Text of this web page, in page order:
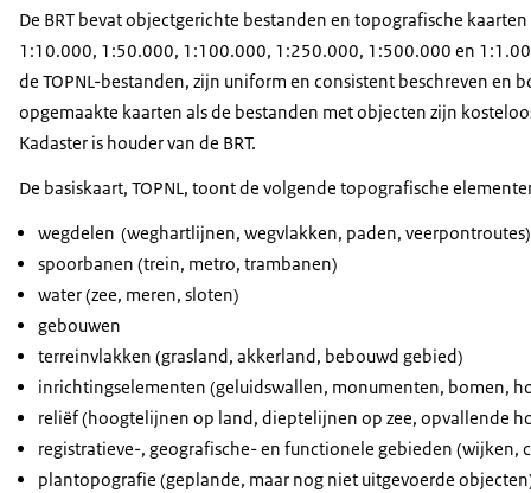
De BRT bevat objectgerichte bestanden en topografische
1:10.000, 1:50.000, 1:100.000, 1:250.000, 1:500.000 en
de TOPNL-bestanden, zijn uniform en consistent beschreven en
opgemaakte kaarten als de bestanden met objecten zijn
Kadaster is houder van de BRT.
De basiskaart, TOPNL, toont de volgende topografische
wegdelen (weghartlijnen, wegvlakken, paden, veerpontroutes)
spoorbanen (trein, metro, trambanen)
water (zee, meren, sloten)
gebouwen
terreinvlakken (grasland, akkerland, bebouwd gebied)
inrichtingselementen (geluidswallen, monumenten, bomen,
reliëf (hoogtelijnen op land, dieptelijnen op zee, opvallende
registratieve-, geografische- en functionele gebieden (wijken,
plantopografie (geplande, maar nog niet uitgevoerde